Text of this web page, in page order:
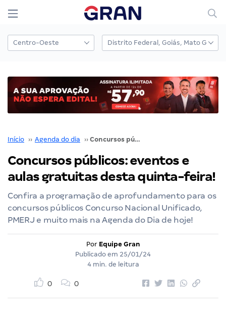
Início ›› Agenda do dia ›› Concursos públicos: eventos e aulas gratuitas desta quinta-feira!
Concursos públicos: eventos e
aulas gratuitas desta quinta-feira!
Confira a programação de aprofundamento para os
concursos públicos Concurso Nacional Unificado,
PMERJ e muito mais na Agenda do Dia de hoje!
Por Equipe Gran
Publicado em 25/01/24
4 min. de leitura
0 0